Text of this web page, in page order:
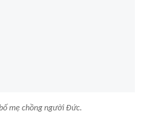
mẹ chồng người Đức.